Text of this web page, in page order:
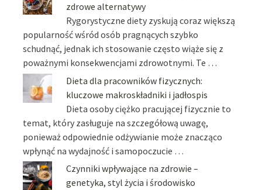
zdrowe alternatywy
Rygorystyczne diety zyskują coraz większą
popularność wśród osób pragnących szybko
schudnąć, jednak ich stosowanie często wiąże się z
poważnymi konsekwencjami zdrowotnymi. Te …
Dieta dla pracowników fizycznych:
kluczowe makroskładniki i jadłospis
Dieta osoby ciężko pracującej fizycznie to
temat, który zasługuje na szczegółową uwagę,
ponieważ odpowiednie odżywianie może znacząco
wpłynąć na wydajność i samopoczucie …
Czynniki wpływające na zdrowie –
genetyka, styl życia i środowisko